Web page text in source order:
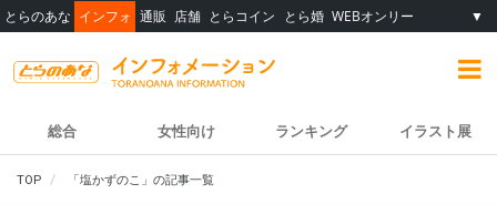
とらのあな インフォ 通販 店舗 とらコイン とら婚 WEBオンリー ▼
総合 女性向け ランキング イラスト展
TOP 「塩かずのこ」の記事一覧